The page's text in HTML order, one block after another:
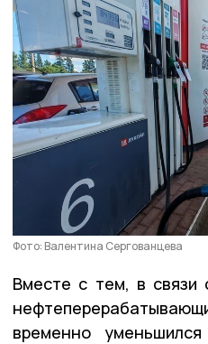
Фото: Валентина Сергованцева
Вместе с тем, в связи
временно